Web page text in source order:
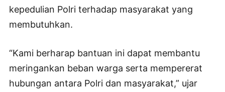
kepedulian Polri terhadap masyarakat yang
membutuhkan.
“Kami berharap bantuan ini dapat membantu
meringankan beban warga serta mempererat
hubungan antara Polri dan masyarakat,” ujar